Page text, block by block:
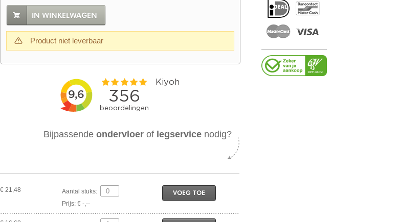
IN WINKELWAGEN
Product niet leverbaar
Bijpassendeondervloer of legservice nodig?
€ 21,48
Aantal stuks:
Prijs: € -,--
VOEG TOE